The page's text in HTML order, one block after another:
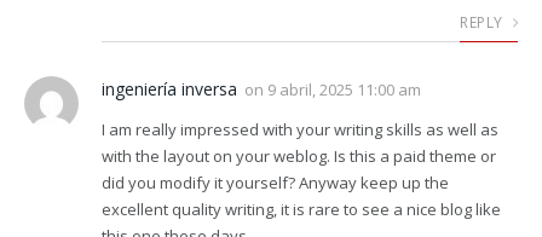
REPLY
ingeniería inversa on 9 abril, 2025 11:00 am
I am really impressed with your writing skills as well as
with the layout on your weblog. Is this a paid theme or
did you modify it yourself? Anyway keep up the
excellent quality writing, it is rare to see a nice blog like